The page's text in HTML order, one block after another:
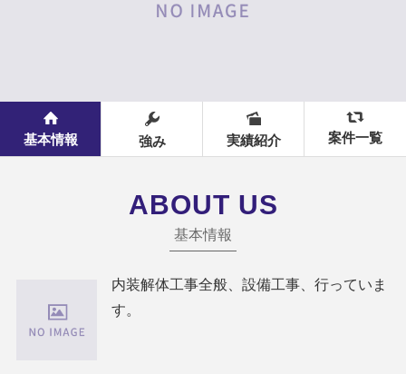
基本情報 強み 実績紹介 案件一覧
ABOUT US
基本情報
内装解体工事全般、設備工事、行っていま
す。